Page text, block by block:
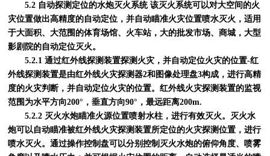
5.2 自动探测定位的水炮灭火系统 该灭火系统可以对大空间的火
灾位置做出高精度的自动定位，并自动瞄准火灾位置喷水灭火，适用
于大面积、大范围的体育场馆、火车站，大的批发市场、商城，大型
影剧院的自动定位灭火。
5.2.1 通过红外线探测装置探测火灾，并自动定位火灾的位置-红
外线探测装置是由红外线火灾探测器2和图像处理盘3构成，进行高精
度的火灾判断，并自动定位火灾的位置。红外线火灾探测装置的监视
范围为水平方向200°，垂直方向90°，最远距离200m.
5.2.2 灭火水炮瞄准火源位置喷射水柱，进行有效灭火。灭火水
炮可以自动瞄准被红外线火灾探测装置所定位的火灾探测位置，进行
喷水灭火。通过操作控制盘可以分别控制灭火水炮的俯仰角度、喷雾